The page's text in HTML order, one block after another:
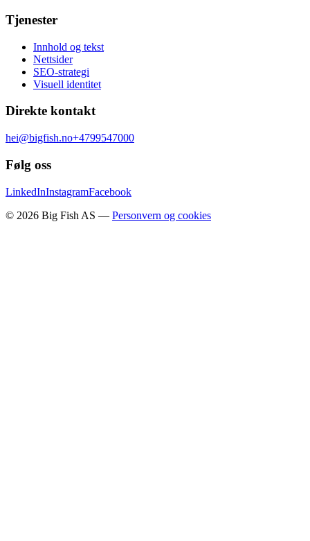
Tjenester
Innhold og tekst
Nettsider
SEO-strategi
Visuell identitet
Direkte kontakt
hei@bigfish.no+4799547000
Følg oss
LinkedInInstagramFacebook
© 2026 Big Fish AS — Personvern og cookies